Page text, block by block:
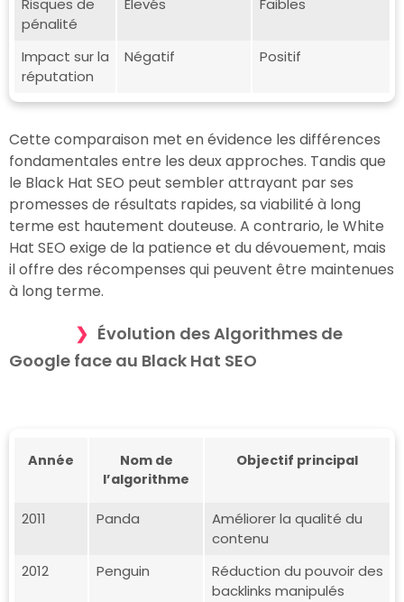
Risques de
pénalité
Élevés Faibles
Impact sur la
réputation
Négatif Positif
Cette comparaison met en évidence les différences
fondamentales entre les deux approches. Tandis que
le Black Hat SEO peut sembler attrayant par ses
promesses de résultats rapides, sa viabilité à long
terme est hautement douteuse. A contrario, le White
Hat SEO exige de la patience et du dévouement, mais
il offre des récompenses qui peuvent être maintenues
à long terme.
Évolution des Algorithmes de
Google face au Black Hat SEO
Année
Nom de
l’algorithme
Objectif principal
2011 Panda
Améliorer la qualité du
contenu
2012
Penguin
Réduction du pouvoir des
backlinks manipulés